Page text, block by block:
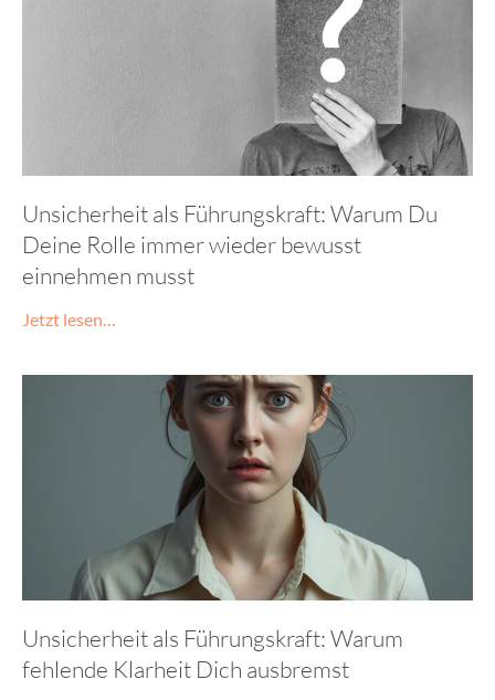
Unsicherheit als Führungskraft: Warum Du
Deine Rolle immer wieder bewusst
einnehmen musst
Jetzt lesen…
Unsicherheit als Führungskraft: Warum
fehlende Klarheit Dich ausbremst